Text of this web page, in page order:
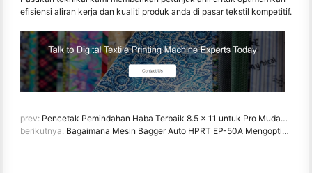
efisiensi aliran kerja dan kualiti produk anda di pasar tekstil kompetitif.
prev: Pencetak Pemindahan Haba Terbaik 8.5 x 11 untuk Pro Mudah Alih
berikutnya: Bagaimana Mesin Bagger Auto HPRT EP-50A Mengoptimumkan Pembungkusan E-dagang